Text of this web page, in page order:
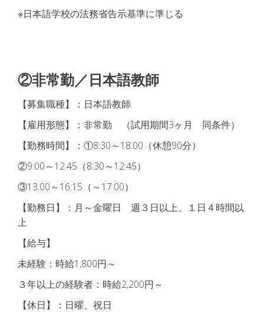
※日本語学校の法務省告示基準に準じる
②非常勤／日本語教師
【募集職種】：日本語教師
【雇用形態】：非常勤 （試用期間3ヶ月 同条件）
【勤務時間】：①8:30～18:00（休憩90分）
②9:00～12:45（8:30～12:45）
③13:00～16:15（～17:00）
【勤務日】：月～金曜日 週３日以上、１日４時間以
上
【給与】
未経験：時給1,800円～
３年以上の経験者：時給2,200円～
【休日】：日曜、祝日